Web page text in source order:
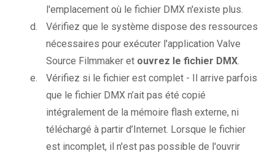
l'emplacement où le fichier DMX n'existe plus.
Vérifiez que le système dispose des ressources
nécessaires pour exécuter l'application Valve
Source Filmmaker et ouvrez le fichier DMX.
Vérifiez si le fichier est complet - Il arrive parfois
que le fichier DMX n’ait pas été copié
intégralement de la mémoire flash externe, ni
téléchargé à partir d’Internet. Lorsque le fichier
est incomplet, il n'est pas possible de l'ouvrir